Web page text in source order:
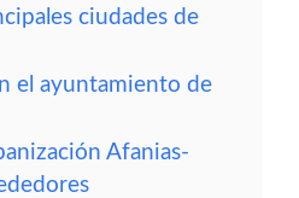
ciudades de
el ayuntamiento de
Afanias-